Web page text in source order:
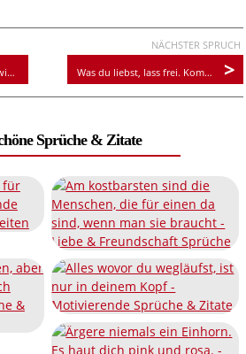
NÄCHSTER SPRUCH
Was du liebst, lass frei. Kommt es zurück, gehört es dir für immer
Sprüche & Zitate